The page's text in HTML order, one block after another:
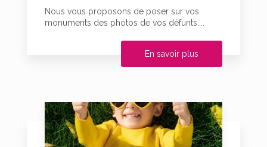
Nous vous proposons de poser sur vos
monuments des photos de vos défunts....
En savoir plus